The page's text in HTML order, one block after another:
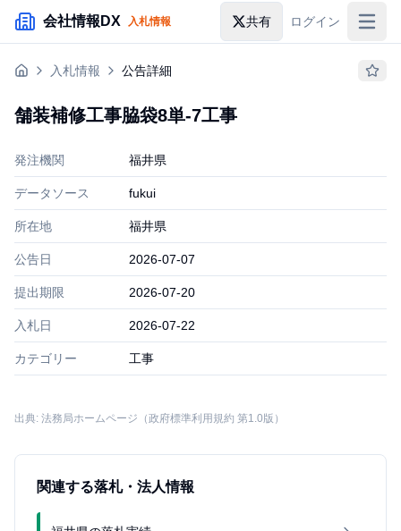
メインコンテンツにスキップ
会社情報DX 入札情報 共有 ログイン
入札情報
企業検索
入札情報 公告詳細
舗装補修工事脇袋8単-7工事
発注機関 福井県
データソース fukui
所在地 福井県
公告日 2026-07-07
提出期限 2026-07-20
入札日 2026-07-22
カテゴリー 工事
出典: 法務局ホームページ（政府標準利用規約 第1.0版）
関連する落札・法人情報